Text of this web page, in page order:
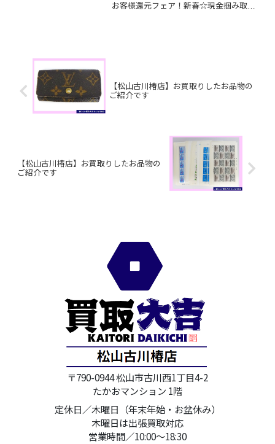
お客様還元フェア！新春☆現金掴み取り
【松山古川椿店】お買取りしたお品物の
ご紹介です
【松山古川椿店】お買取りしたお品物の
ご紹介です
〒790-0944 松山市古川西1丁目4-2
たかおマンション 1階
定休日／木曜日（年末年始・お盆休み）
木曜日は出張買取対応
営業時間／10:00～18:30